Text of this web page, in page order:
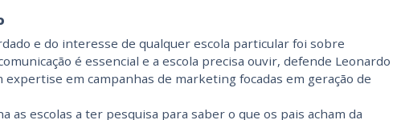
e do interesse de qualquer escola particular foi sobre
é essencial e a escola precisa ouvir, defende Leonardo
expertise em campanhas de marketing focadas em geração de
as escolas a ter pesquisa para saber o que os pais acham da